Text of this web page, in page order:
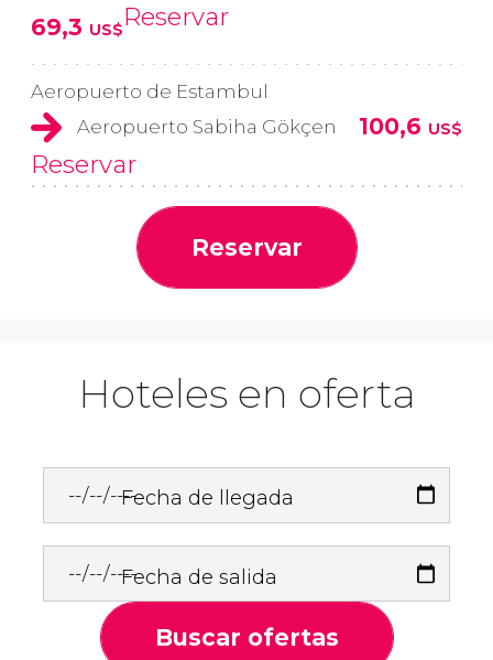
69,3 US$Reservar
Aeropuerto de Estambul
Aeropuerto Sabiha Gökçen
100,6 US$
Reservar
Reservar
Hoteles en oferta
Fecha de llegada
Fecha de salida
Buscar ofertas